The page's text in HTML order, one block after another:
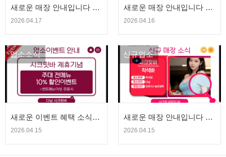
새로운 매장 안내입니다 -
고추 에볼루션
2026.04.17
새로운 매장 안내입니다 -
량고추 에볼루션
2026.04.16
업소소식
새로운 이벤트 혜택 소식입
추 에볼루션
2026.04.15
신규업소
새로운 매장 안내입니다 -
추 에볼루션
2026.04.15